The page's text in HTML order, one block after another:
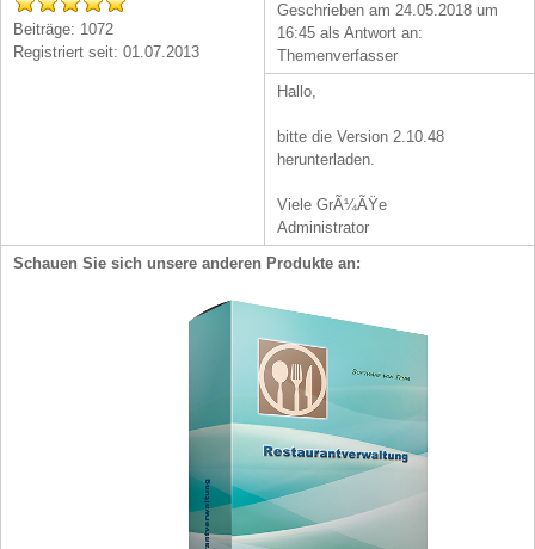
Beiträge: 1072
Registriert seit: 01.07.2013
Geschrieben am 24.05.2018 um
16:45 als Antwort an:
Themenverfasser
Hallo,
bitte die Version 2.10.48
herunterladen.
Viele GrÃ¼ÃŸe
Administrator
Schauen Sie sich unsere anderen Produkte an: